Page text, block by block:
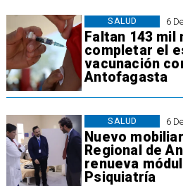
6
Faltan 143 mil
completar el
vacunación
Antofagasta
SALUD
6
Nuevo
Regional de
renueva
Psiquiatría
SALUD